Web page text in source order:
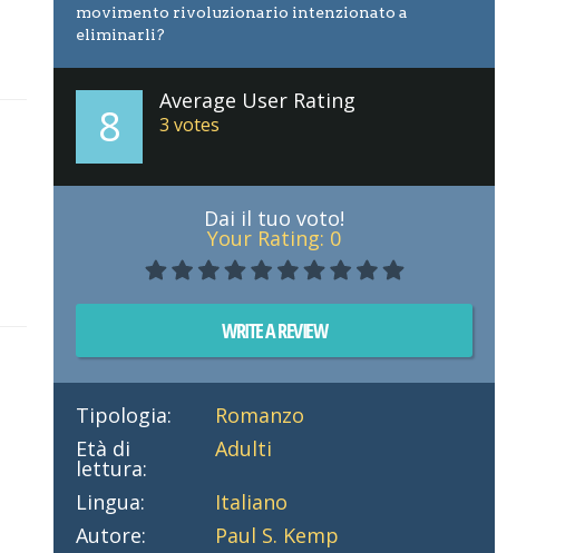
movimento rivoluzionario intenzionato a
eliminarli?
8 Average User Rating
3 votes
Dai il tuo voto!
Your Rating: 0
WRITE A REVIEW
Tipologia:
Romanzo
Età di
lettura:
Adulti
Lingua:
Italiano
Autore:
Paul S. Kemp